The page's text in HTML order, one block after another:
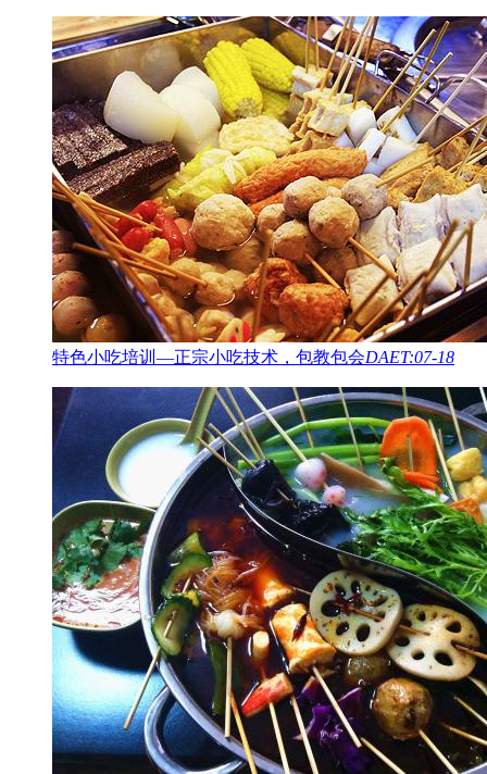
特色小吃培训—正宗小吃技术，包教包会DAET:07-18